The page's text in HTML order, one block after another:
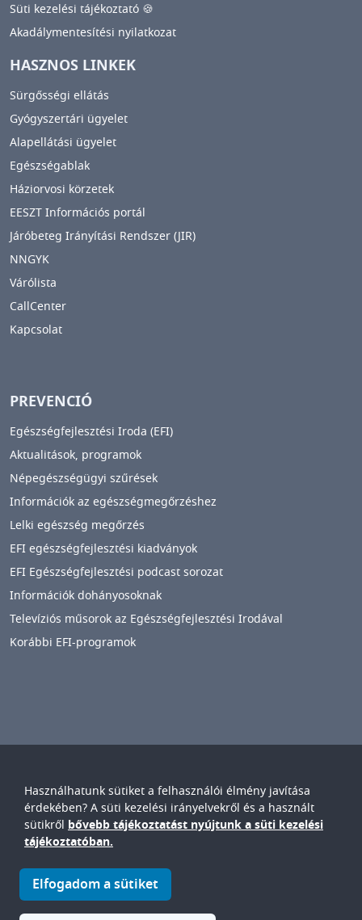
Használhatunk sütiket a felhasználói élmény javítása
érdekében? A süti kezelési irányelvekről és a használt
sütikről bővebb tájékoztatást nyújtunk a süti kezelési
tájékoztatóban.
Elfogadom a sütiket
IMAGE
IMAGE
Süti kezelési tájékoztató 🍪
Akadálymentesítési nyilatkozat
HASZNOS LINKEK
Sürgősségi ellátás
Gyógyszertári ügyelet
Alapellátási ügyelet
Egészségablak
Háziorvosi körzetek
EESZT Információs portál
Járóbeteg Irányítási Rendszer (JIR)
NNGYK
Várólista
CallCenter
Kapcsolat
PREVENCIÓ
Egészségfejlesztési Iroda (EFI)
Aktualitások, programok
Népegészségügyi szűrések
Információk az egészségmegőrzéshez
Lelki egészség megőrzés
EFI egészségfejlesztési kiadványok
EFI Egészségfejlesztési podcast sorozat
Információk dohányosoknak
Televíziós műsorok az Egészségfejlesztési Irodával
Korábbi EFI-programok
Győr-Moson-Sopron Vármegyei
Petz Aladár
Egyetemi Oktató Kórház
© Győr-Moson-Sopron Vármegyei Petz Aladár Egyetemi Oktató
Kórház • 9024. Győr, Vasvári P. u. 2-4.